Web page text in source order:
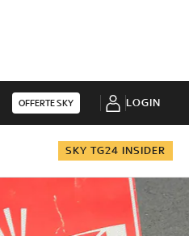
OFFERTE SKY LOGIN
SKY TG24 INSIDER